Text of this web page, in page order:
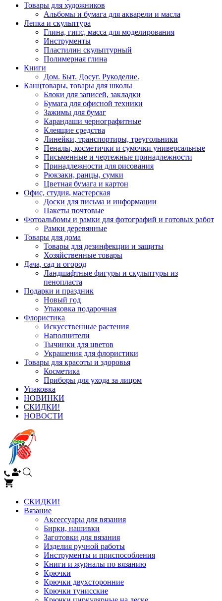
Товары для художников
Альбомы и бумага для акварели и масла
Лепка и скульптура
Глина, гипс, масса для моделирования
Инструменты
Пластилин скульптурный
Полимерная глина
Книги
Дом. Быт. Досуг. Рукоделие.
Канцтовары, товары для школы
Блоки для записей, закладки
Бумага для офисной техники
Зажимы для бумаг
Карандаши чернографитные
Клеящие средства
Линейки, транспортиры, треугольники
Пеналы, косметички и сумочки универсальные
Письменные и чертежные принадлежности
Принадлежности для рисования
Рюкзаки, ранцы, сумки
Цветная бумага и картон
Офис, студия, мастерская
Доски для письма и информации
Пакеты почтовые
Фотоальбомы и рамки для фотографий и готовых работ
Рамки деревянные
Товары для дома
Товары для дезинфекции и защиты
Хозяйственные товары
Дача, сад и огород
Ландшафтные фигуры и скульптуры из
пенопласта
Подарки и праздник
Новый год
Упаковка подарочная
Флористика
Искусственные растения
Наполнители
Тычинки для цветов
Украшения для флористики
Товары для красоты и здоровья
Косметика
Приборы для ухода за лицом
Упаковка
НОВИНКИ
СКИДКИ!
НОВОСТИ
СКИДКИ!
Вязание
Аксессуары для вязания
Бирки, нашивки
Заготовки для вязания
Изделия ручной работы
Инструменты и приспособления
Книги и журналы по вязанию
Крючки
Крючки двухсторонние
Крючки тунисские